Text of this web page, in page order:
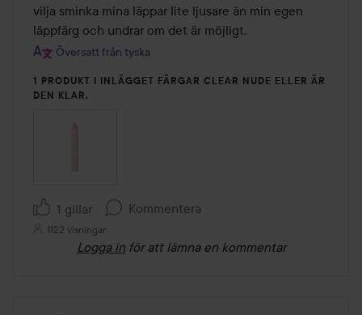
vilja sminka mina läppar lite ljusare än min egen
läppfärg och undrar om det är möjligt.
Översatt från tyska
1 PRODUKT I INLÄGGET FÄRGAR CLEAR NUDE ELLER ÄR
DEN KLAR.
1 gillar Kommentera
1122 visningar
Logga in för att lämna en kommentar